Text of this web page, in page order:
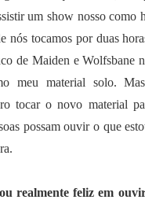
um show nosso como
nós tocamos por duas
de Maiden e Wolfsbane
meu material solo.
tocar o novo material
possam ouvir o que
realmente feliz em